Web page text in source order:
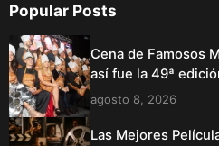
Popular Posts
Cena de Famosos
así fue la 49ª
agosto 8, 2026
Las Mejores